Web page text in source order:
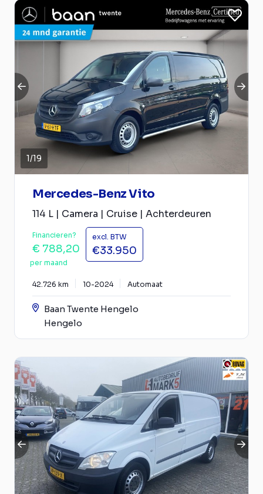
1/19
Mercedes-Benz Vito
114 L | Camera | Cruise | Achterdeuren
Financieren?
€ 788,20
per maand
excl. BTW
€33.950
42.726 km 10-2024 Automaat
Baan Twente Hengelo
Hengelo